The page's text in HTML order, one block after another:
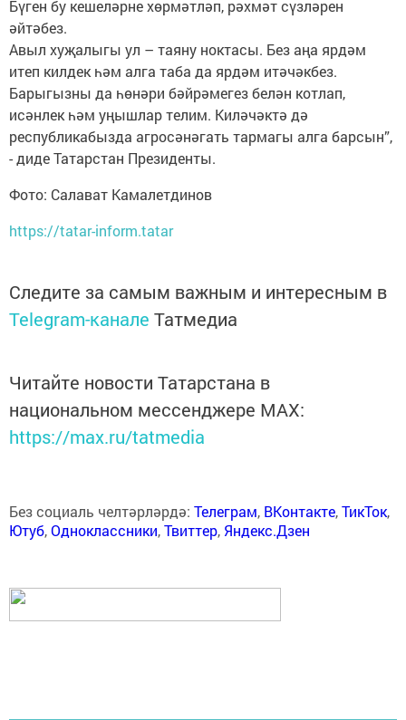
Бүген бу кешеләрне хөрмәтләп, рәхмәт сүзләрен
әйтәбез.
Авыл хуҗалыгы ул – таяну ноктасы. Без аңа ярдәм
итеп килдек һәм алга таба да ярдәм итәчәкбез.
Барыгызны да һөнәри бәйрәмегез белән котлап,
исәнлек һәм уңышлар телим. Киләчәктә дә
республикабызда агросәнәгать тармагы алга барсын”,
- диде Татарстан Президенты.
Фото: Салават Камалетдинов
https://tatar-inform.tatar
Следите за самым важным и интересным в
Telegram-канале Татмедиа
Читайте новости Татарстана в
национальном мессенджере MАХ:
https://max.ru/tatmedia
Без социаль челтәрләрдә: Телеграм, ВКонтакте,ТикТок,
Ютуб,Одноклассники,Твиттер, Яндекс.Дзен